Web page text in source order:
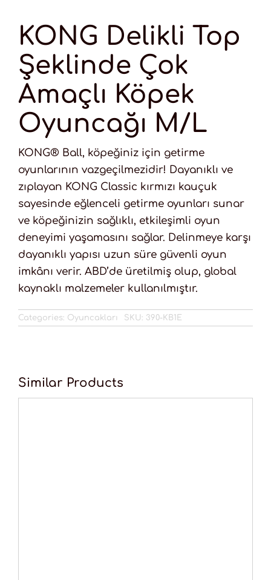
KONG Delikli Top
Şeklinde Çok
Amaçlı Köpek
Oyuncağı M/L
KONG® Ball, köpeğiniz için getirme
oyunlarının vazgeçilmezidir! Dayanıklı ve
zıplayan KONG Classic kırmızı kauçuk
sayesinde eğlenceli getirme oyunları sunar
ve köpeğinizin sağlıklı, etkileşimli oyun
deneyimi yaşamasını sağlar. Delinmeye karşı
dayanıklı yapısı uzun süre güvenli oyun
imkânı verir. ABD’de üretilmiş olup, global
kaynaklı malzemeler kullanılmıştır.
Categories: Oyuncakları SKU: 390-KB1E
Similar Products